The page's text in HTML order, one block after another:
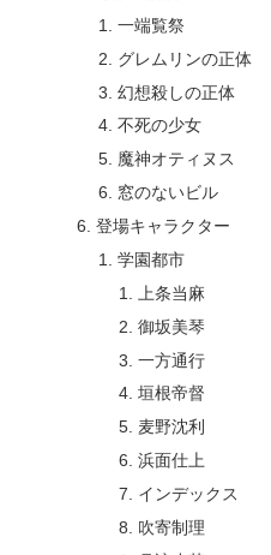
一端覧祭
グレムリンの正体
幻想殺しの正体
不死の少女
魔神オティヌス
窓のないビル
登場キャラクター
学園都市
上条当麻
御坂美琴
一方通行
垣根帝督
麦野沈利
浜面仕上
インデックス
吹寄制理